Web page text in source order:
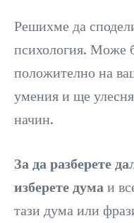
Решихме да
психология. Може
положително на
умения и ще
начин.
За да разберете
изберете дума и
тази дума или